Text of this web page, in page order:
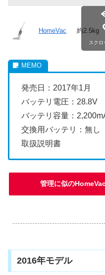
HomeVac 約2.5kg
スクロ
発売日：2017年1月
バッテリ電圧：28.8V
バッテリ容量：
交換用バッテリ：無し
取扱説明書
管理に似の
2016年モデル